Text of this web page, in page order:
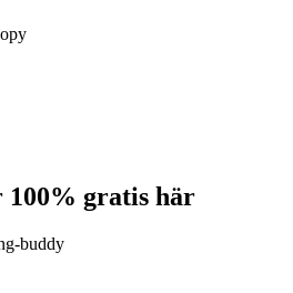
100% gratis här
buddy